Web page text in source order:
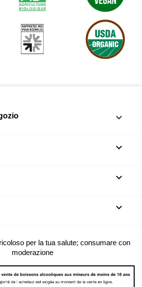
keyboard_arrow_down



per la tua salute; consumare con
moderazione